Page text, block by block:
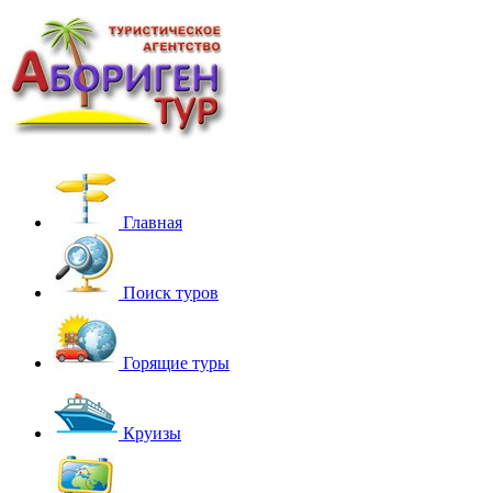
Главная
Поиск туров
Горящие туры
Круизы